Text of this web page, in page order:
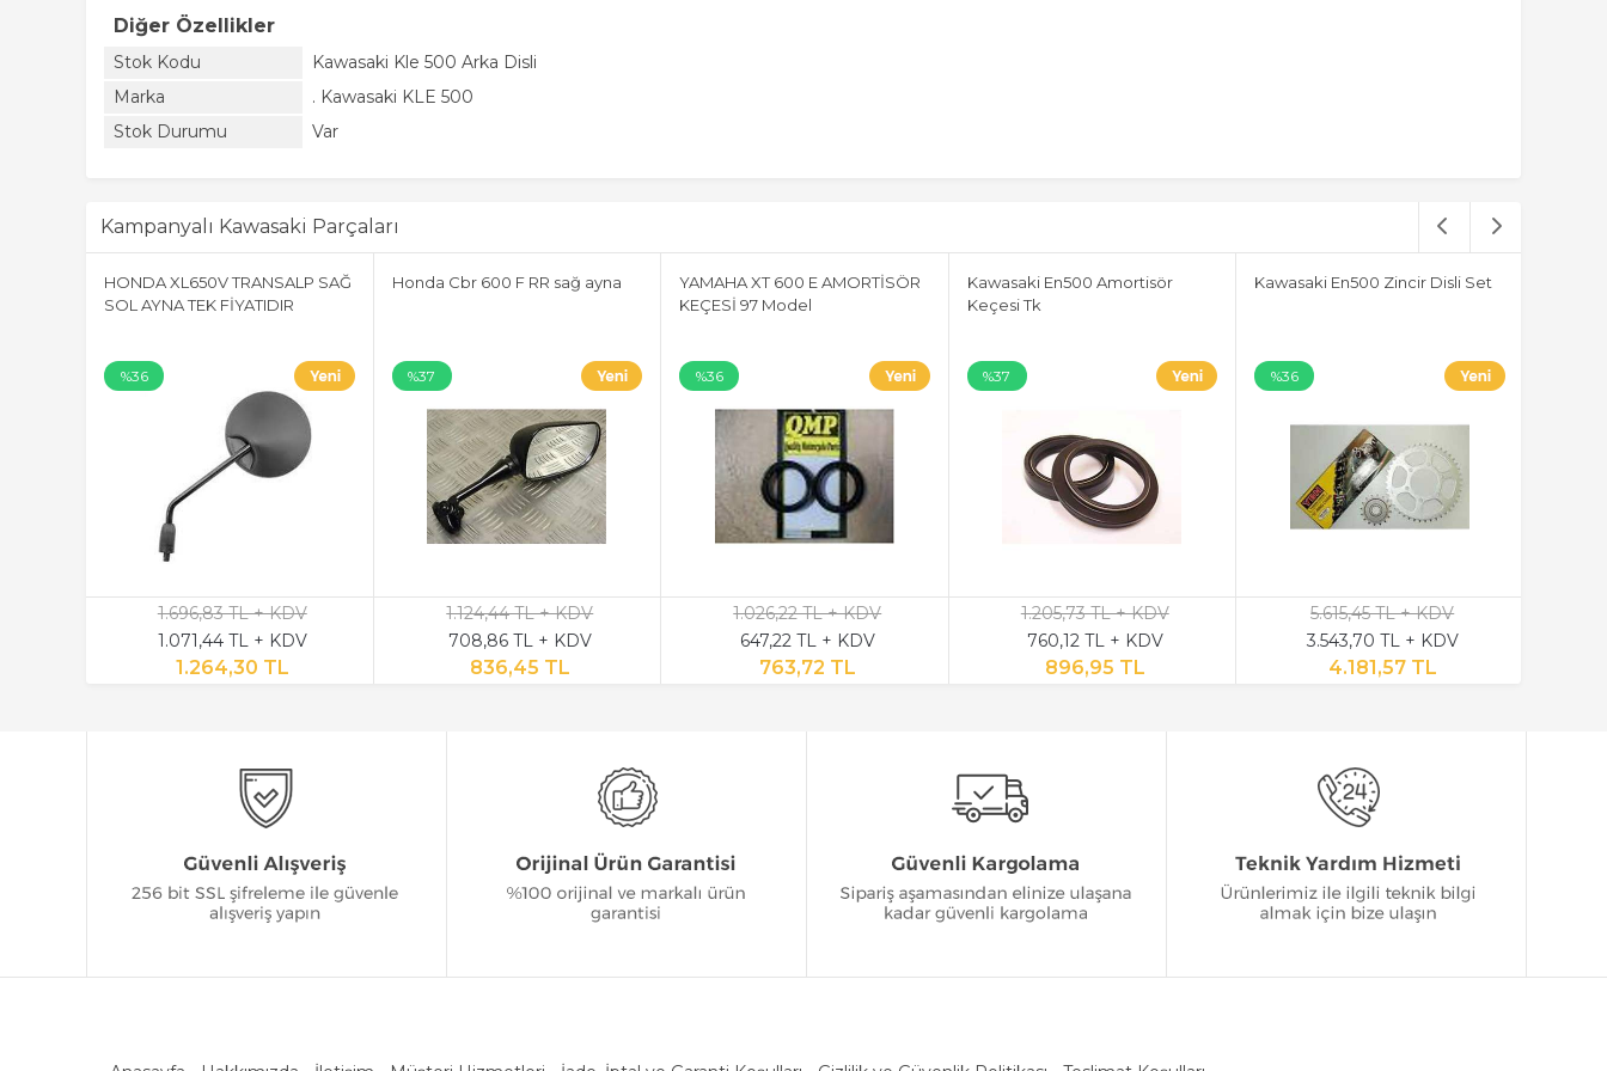
Diğer Özellikler
Stok Kodu
Kawasaki Kle 500 Arka Disli
Marka
. Kawasaki KLE 500
Stok Durumu
Var
Kampanyalı Kawasaki Parçaları
HONDA XL650V TRANSALP SAĞ
SOL AYNA TEK FİYATIDIR
%36
1.696,83 TL + KDV
1.071,44 TL + KDV
1.264,30 TL
Honda Cbr 600 F RR sağ ayna
%37
1.124,44 TL + KDV
708,86 TL + KDV
836,45 TL
YAMAHA XT 600 E AMORTİSÖR
KEÇESİ 97 Model
%36
1.026,22 TL + KDV
647,22 TL + KDV
763,72 TL
Kawasaki En500 Amortisör
Keçesi Tk
%37
1.205,73 TL + KDV
760,12 TL + KDV
896,95 TL
Kawasaki En500 Zincir Disli Set
%36
5.615,45 TL + KDV
3.543,70 TL + KDV
4.181,57 TL